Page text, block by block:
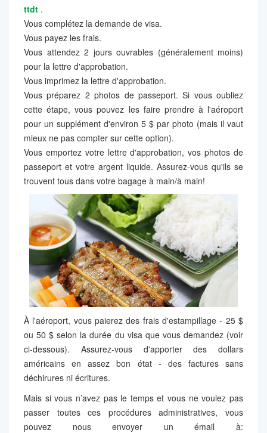
ttdt .
Vous complétez la demande de visa.
Vous payez les frais.
Vous attendez 2 jours ouvrables (généralement moins)
pour la lettre d'approbation.
Vous imprimez la lettre d'approbation.
Vous préparez 2 photos de passeport. Si vous oubliez
cette étape, vous pouvez les faire prendre à l'aéroport
pour un supplément d'environ 5 $ par photo (mais il vaut
mieux ne pas compter sur cette option).
Vous emportez votre lettre d'approbation, vos photos de
passeport et votre argent liquide. Assurez-vous qu'ils se
trouvent tous dans votre bagage à main/à main!
À l'aéroport, vous paierez des frais d'estampillage - 25 $
ou 50 $ selon la durée du visa que vous demandez (voir
ci-dessous). Assurez-vous d'apporter des dollars
américains en assez bon état - des factures sans
déchirures ni écritures.
Mais si vous n’avez pas le temps et vous ne voulez pas
passer toutes ces procédures administratives, vous
pouvez nous envoyer un émail à: